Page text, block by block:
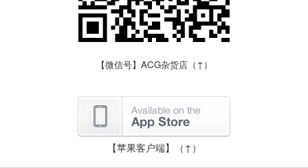
【微信号】ACG杂货店（↑）
【苹果客户端】（↑）